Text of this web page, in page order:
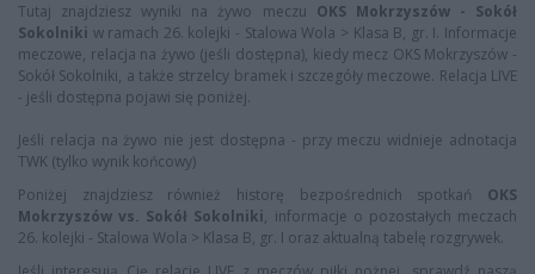
Tutaj znajdziesz wyniki na żywo meczu OKS Mokrzyszów - Sokół
Sokolniki w ramach 26. kolejki - Stalowa Wola > Klasa B, gr. I. Informacje
meczowe, relacja na żywo (jeśli dostępna), kiedy mecz OKS Mokrzyszów -
Sokół Sokolniki, a także strzelcy bramek i szczegóły meczowe. Relacja LIVE
- jeśli dostępna pojawi się poniżej.
Jeśli relacja na żywo nie jest dostępna - przy meczu widnieje adnotacja
TWK (tylko wynik końcowy)
Poniżej znajdziesz również historę bezpośrednich spotkań OKS
Mokrzyszów vs. Sokół Sokolniki, informacje o pozostałych meczach
26. kolejki - Stalowa Wola > Klasa B, gr. I oraz aktualną tabelę rozgrywek.